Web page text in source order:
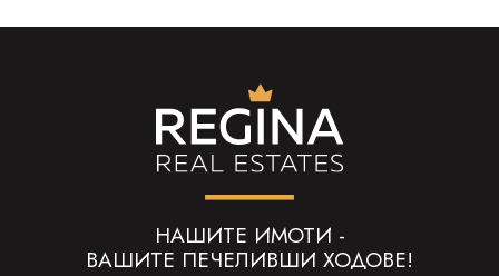
НАШИТЕ ИМОТИ -
ВАШИТЕ ПЕЧЕЛИВШИ ХОДОВЕ!